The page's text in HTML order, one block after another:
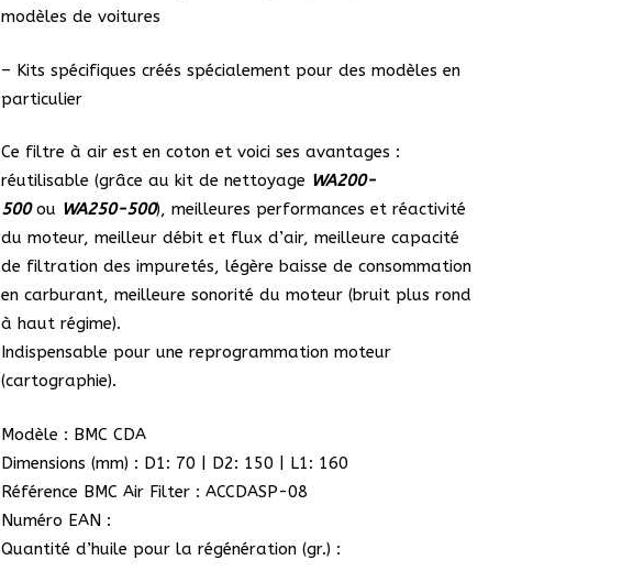
modèles de voitures
– Kits spécifiques créés spécialement pour des modèles en
particulier
Ce filtre à air est en coton et voici ses avantages :
réutilisable (grâce au kit de nettoyage WA200-
500ou WA250-500), meilleures performances et réactivité
du moteur, meilleur débit et flux d’air, meilleure capacité
de filtration des impuretés, légère baisse de consommation
en carburant, meilleure sonorité du moteur (bruit plus rond
à haut régime).
Indispensable pour une reprogrammation moteur
(cartographie).
Modèle : BMC CDA
Dimensions (mm) : D1: 70 | D2: 150 | L1: 160
Référence BMC Air Filter : ACCDASP-08
Numéro EAN :
Quantité d’huile pour la régénération (gr.) :